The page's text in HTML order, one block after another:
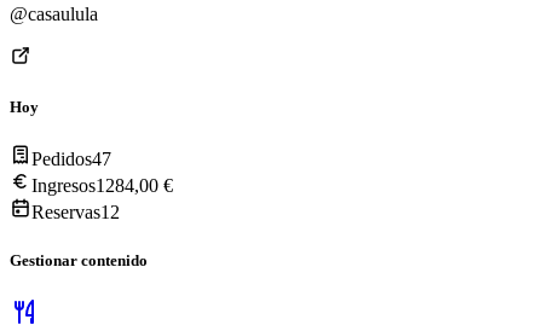
@casaulula
Hoy
Pedidos47
Ingresos1284,00 €
Reservas12
Gestionar contenido